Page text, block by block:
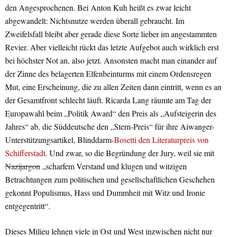
den Angesprochenen. Bei Anton Kuh heißt es zwar leicht
abgewandelt: Nichtsnutze werden überall gebraucht. Im
Zweifelsfall bleibt aber gerade diese Sorte lieber im angestammten
Revier. Aber vielleicht rückt das letzte Aufgebot auch wirklich erst
bei höchster Not an, also jetzt. Ansonsten macht man einander auf
der Zinne des belagerten Elfenbeinturms mit einem Ordensregen
Mut, eine Erscheinung, die zu allen Zeiten dann eintritt, wenn es an
der Gesamtfront schlecht läuft. Ricarda Lang räumte am Tag der
Europawahl beim „Politik Award“ den Preis als „Aufsteigerin des
Jahres“ ab, die Süddeutsche den „Stern-Preis“ für ihre Aiwanger-
Unterstützungsartikel, Blinddarm-Bosetti den Literaturpreis von
Schifferstadt. Und zwar, so die Begründung der Jury, weil sie mit
Nazijargon „scharfem Verstand und klugen und witzigen
Betrachtungen zum politischen und gesellschaftlichen Geschehen
gekonnt Populismus, Hass und Dummheit mit Witz und Ironie
entgegentritt“.
Dieses Milieu lehnen viele in Ost und West inzwischen nicht nur